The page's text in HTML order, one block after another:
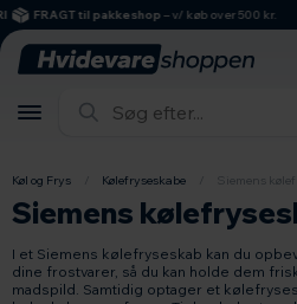
hovedindhold
søgning
navigation
indkøbskurv
FRAGT til pakkeshop– v/ køb over 500 kr.
Køl og Frys Kølefryseskabe Siemens
Siemens
I et Siemens kølefryseskab kan du
dine frostvarer, så du kan holde dem
madspild. Samtidig optager et